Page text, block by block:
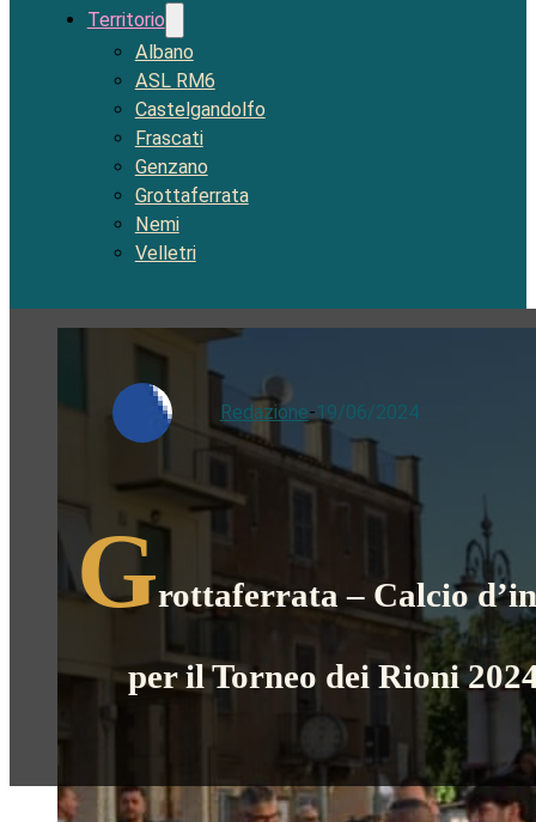
Territorio
Albano
ASL RM6
Castelgandolfo
Frascati
Genzano
Grottaferrata
Nemi
Velletri
Redazione-19/06/2024
Grottaferrata – Calcio
per il Torneo dei Rioni